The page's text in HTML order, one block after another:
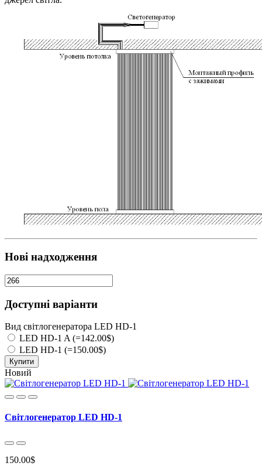
Нові надходження
Доступні варіанти
Вид світлогенератора LED HD-1
LED HD-1 A (=142.00$)
LED HD-1 (=150.00$)
Купити
Новий
Світлогенератор LED HD-1
150.00$